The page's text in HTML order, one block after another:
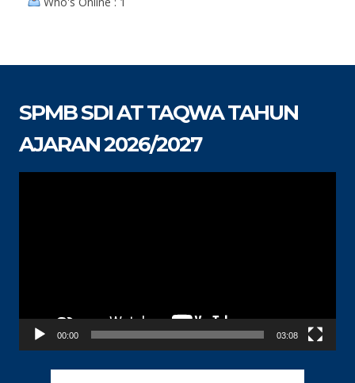
SPMB SDI AT TAQWA TAHUN
AJARAN 2026/2027
00:00 03:08